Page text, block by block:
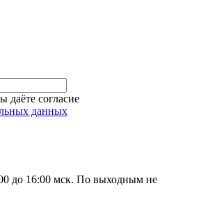
даёте согласие
данных
до 16:00 мск. По выходным не